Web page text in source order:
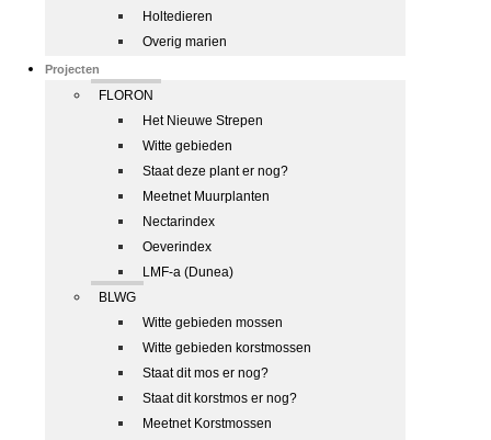
Holtedieren
Overig marien
Projecten
FLORON
Het Nieuwe Strepen
Witte gebieden
Staat deze plant er nog?
Meetnet Muurplanten
Nectarindex
Oeverindex
LMF-a (Dunea)
BLWG
Witte gebieden mossen
Witte gebieden korstmossen
Staat dit mos er nog?
Staat dit korstmos er nog?
Meetnet Korstmossen